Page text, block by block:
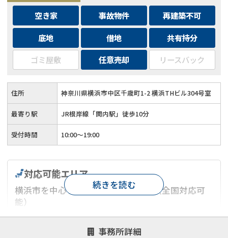
空き家 事故物件
再建築不可
底地
借地
共有持分
ゴミ屋敷
任意売却 リースバック
住所 神奈川県横浜市中区千歳町1-2 横浜THビル304号室
最寄り駅 JR根岸線「関内駅」徒歩10分
受付時間 10:00～19:00
事務所詳細
対応可能エリア
横浜市を中心とした神奈川県エリア（全国対応可
能）
オンライン面談可能
続きを読む